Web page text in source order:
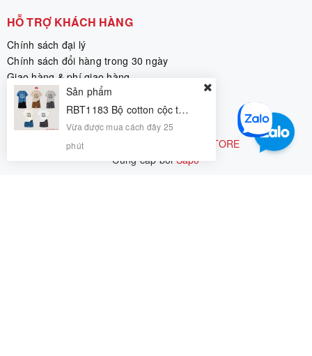
HỖ TRỢ KHÁCH HÀNG
Chính sách đại lý
Chính sách đổi hàng trong 30 ngày
Giao hàng & phí giao hàng
CÁCH ĐẶT HÀNG TRÊN WEBSITE
Bản quyền thuộc về
RIOMIO STORE
|
Cung cấp bởi Sapo
Sản phẩm
RBT1183 Bộ cotton cộc tay 8/9-12/13 R5
Vừa được mua cách đây 25
phút